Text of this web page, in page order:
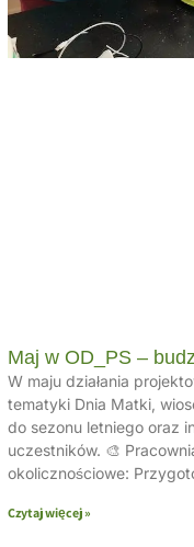
Maj w OD_PS –
W maju działania
tematyki Dnia Matki,
do sezonu letniego oraz
uczestników. 🎨
okolicznościowe:
Czytaj więcej »